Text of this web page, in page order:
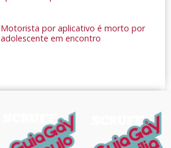
Motorista por aplicativo é morto por
adolescente em encontro